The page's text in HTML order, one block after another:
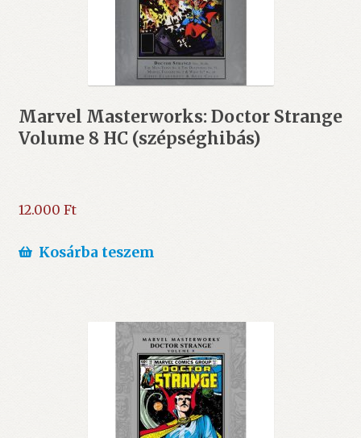
Marvel Masterworks: Doctor Strange
Volume 8 HC (szépséghibás)
12.000 Ft
Kosárba teszem